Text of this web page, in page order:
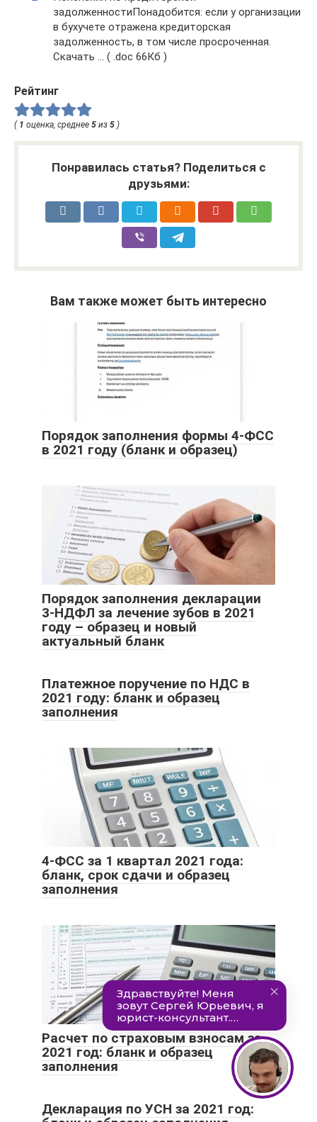
задолженностиПонадобится: если у организации
в бухучете отражена кредиторская
задолженность, в том числе просроченная.
Скачать … ( .doc 66Кб )
Рейтинг
( 1 оценка, среднее 5 из 5 )
Понравилась статья? Поделиться с
друзьями:
Вам также может быть интересно
Порядок заполнения формы 4-ФСС
в 2021 году (бланк и образец)
Порядок заполнения декларации
3-НДФЛ за лечение зубов в 2021
году – образец и новый
актуальный бланк
Платежное поручение по НДС в
2021 году: бланк и образец
заполнения
4-ФСС за 1 квартал 2021 года:
бланк, срок сдачи и образец
заполнения
Расчет по страховым взносам за
2021 год: бланк и образец
заполнения
Декларация по УСН за 2021 год: